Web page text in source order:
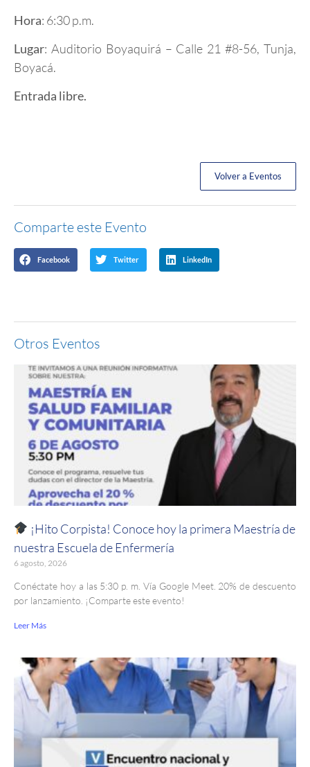
Hora: 6:30 p.m.
Lugar: Auditorio Boyaquirá – Calle 21 #8-56, Tunja,
Boyacá.
Entrada libre.
Volver a Eventos
Comparte este Evento
Facebook Twitter LinkedIn
Otros Eventos
¡Hito Corpista! Conoce hoy la primera Maestría de
nuestra Escuela de Enfermería
6 agosto, 2026
Conéctate hoy a las 5:30 p. m. Vía Google Meet. 20% de descuento
por lanzamiento. ¡Comparte este evento!
Leer Más